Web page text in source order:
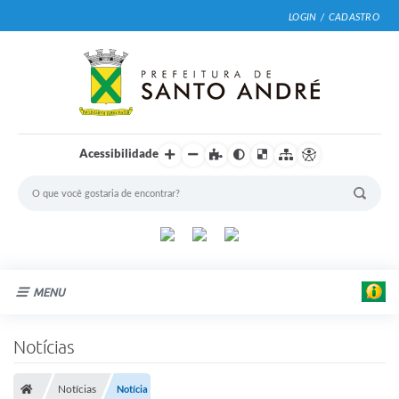
LOGIN / CADASTRO
Acessibilidade
MENU
Notícias
Notícias Notícia